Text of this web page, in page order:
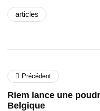
articles
Précédent
Riem lance une
Belgique